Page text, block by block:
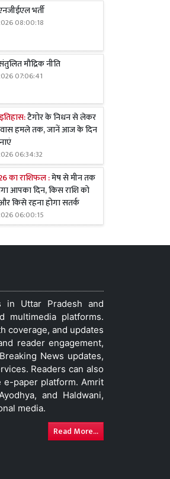
भर्ती
08:00:18
मौद्रिक नीति
07:06:41
टैगोर के निधन से लेकर
हमले तक, जानें आज के दिन
06:34:32
का राशिफल :मेष से मीन तक
आपका दिन, किस राशि को
किसे रहना होगा सतर्क
06:00:15
in Uttar Pradesh and
multimedia platforms.
coverage, and updates
reader engagement,
News updates,
Readers can also
e-paper platform. Amrit
and Haldwani,
media.
Read More...